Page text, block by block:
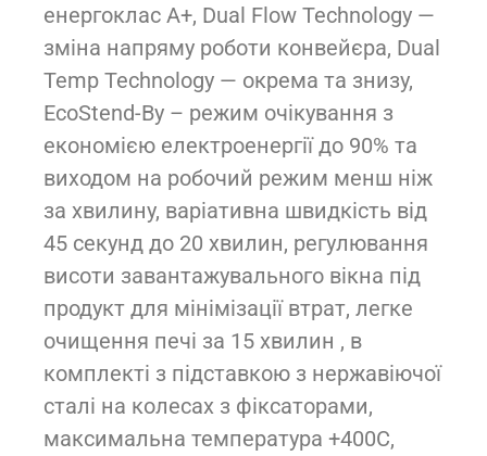
енергоклас А+, Dual Flow Technology —
зміна напряму роботи конвейєра, Dual
Temp Technology — окрема та знизу,
EcoStend-By – режим очікування з
економією електроенергії до 90% та
виходом на робочий режим менш ніж
за хвилину, варіативна швидкість від
45 секунд до 20 хвилин, регулювання
висоти завантажувального вікна під
продукт для мінімізації втрат, легке
очищення печі за 15 хвилин , в
комплекті з підставкою з нержавіючої
сталі на колесах з фіксаторами,
максимальна температура +400С,